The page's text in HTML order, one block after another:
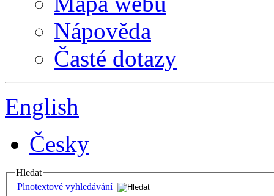
Nápověda
Časté dotazy
English
Česky
Hledat
Plnotextové vyhledávání